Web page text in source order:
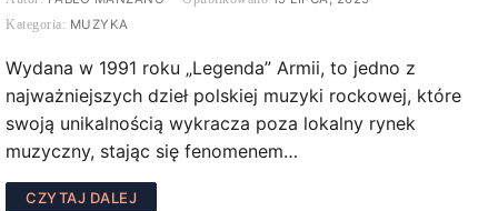
MUZYKA
Wydana w 1991 roku „Legenda” Armii, to jedno z
najważniejszych dzieł polskiej muzyki rockowej, które
swoją unikalnością wykracza poza lokalny rynek
muzyczny, stając się fenomenem…
CZYTAJ DALEJ